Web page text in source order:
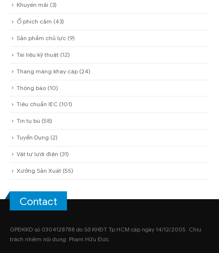
Khuyến mãi (3)
Ổ phích cắm (43)
Sản phẩm chủ lực (9)
Tài liệu kỹ thuật (12)
Thang máng khay cáp (24)
Thông báo (10)
Tiêu chuẩn IEC (101)
Tin tụ bù (58)
Tuyển Dụng (2)
Vật tư lưới điện (31)
Xưởng Sản Xuất (55)
Contact
GPĐKKD số 0304128788 do Sở KHĐT Tp.HCM cấp ngày 14/12/2005. Chịu
trách nhiệm nội dung: Phạm Hữu Đức.